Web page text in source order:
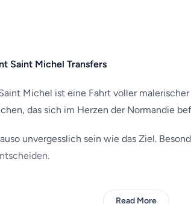
Saint Michel Transfers
Michel ist eine Fahrt voller
das sich im Herzen der Normandie
unvergesslich sein wie das Ziel.
Read More